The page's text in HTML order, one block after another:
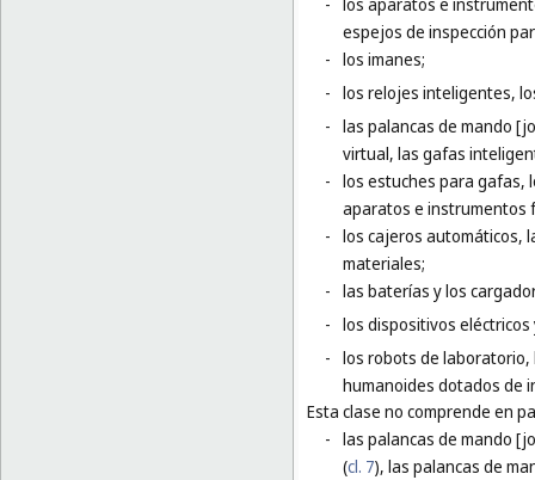
espejos de inspección
- los imanes;
- los relojes inteligentes,
- las palancas de mando
virtual, las gafas
- los estuches para gafas,
aparatos e instrumentos
- los cajeros automáticos,
materiales;
- las baterías y los
- los dispositivos
- los robots de
humanoides dotados de
Esta clase no comprende en
- las palancas de mando
(cl. 7), las palancas de